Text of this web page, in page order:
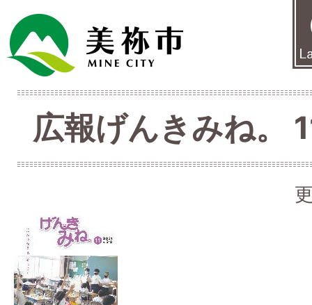
広報げんきみね。